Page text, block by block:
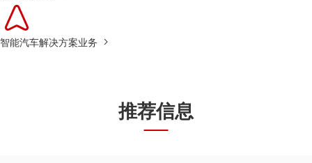
智能汽车解决方案业务
推荐信息